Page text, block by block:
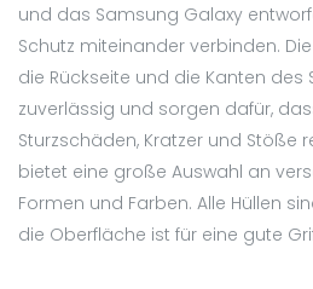
und das Samsung Galaxy
Schutz miteinander verbinden.
die Rückseite und die Kanten des
zuverlässig und sorgen dafür,
Sturzschäden, Kratzer und Stöße
bietet eine große Auswahl an
Formen und Farben. Alle Hüllen
die Oberfläche ist für eine gute